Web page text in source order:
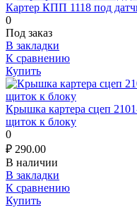
Картер КПП 1118 под
0
Под заказ
В закладки
К сравнению
Купить
Крышка картера сцеп
щиток к блоку
0
₽ 290.00
В наличии
В закладки
К сравнению
Купить